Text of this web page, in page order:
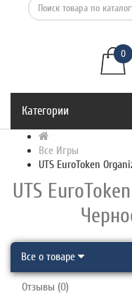
0
Категории
Все Игры
UTS EuroToken
UTS
Все о товаре
Отзывы (0)